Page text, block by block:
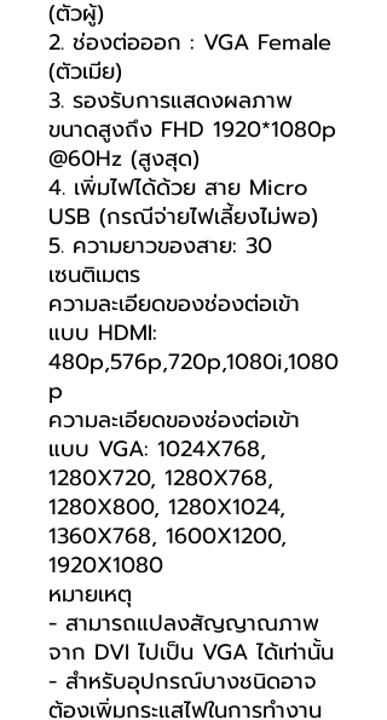
(ตัวผู้)
2. ช่องต่อออก : VGA Female
(ตัวเมีย)
3. รองรับการแสดงผลภาพ
ขนาดสูงถึง FHD 1920*1080p
@60Hz (สูงสุด)
4. เพิ่มไฟได้ด้วย สาย Micro
USB (กรณีจ่ายไฟเลี้ยงไม่พอ)
5. ความยาวของสาย: 30
เซนติเมตร
ความละเอียดของช่องต่อเข้า
แบบ HDMI:
480p,576p,720p,1080i,1080
p
ความละเอียดของช่องต่อเข้า
แบบ VGA: 1024X768,
1280X720, 1280X768,
1280X800, 1280X1024,
1360X768, 1600X1200,
1920X1080
หมายเหตุ
- สามารถแปลงสัญญาณภาพ
จาก DVI ไปเป็น VGA ได้เท่านั้น
- สำหรับอุปกรณ์บางชนิดอาจ
ต้องเพิ่มกระแสไฟในการทำงาน